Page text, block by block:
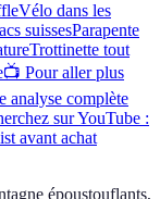
Vélo dans les
suissesParapente
Trottinette tout
📺 Pour aller plus
analyse complète
sur YouTube :
avant achat
époustouflants,